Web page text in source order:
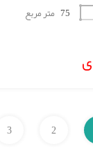
75 متر مربع
2
3